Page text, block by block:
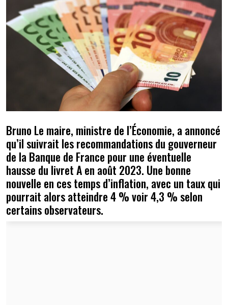
Bruno Le maire, ministre de l’Économie, a annoncé
qu’il suivrait les recommandations du gouverneur
de la Banque de France pour une éventuelle
hausse du livret A en août 2023. Une bonne
nouvelle en ces temps d’inflation, avec un taux qui
pourrait alors atteindre 4 % voir 4,3 % selon
certains observateurs.